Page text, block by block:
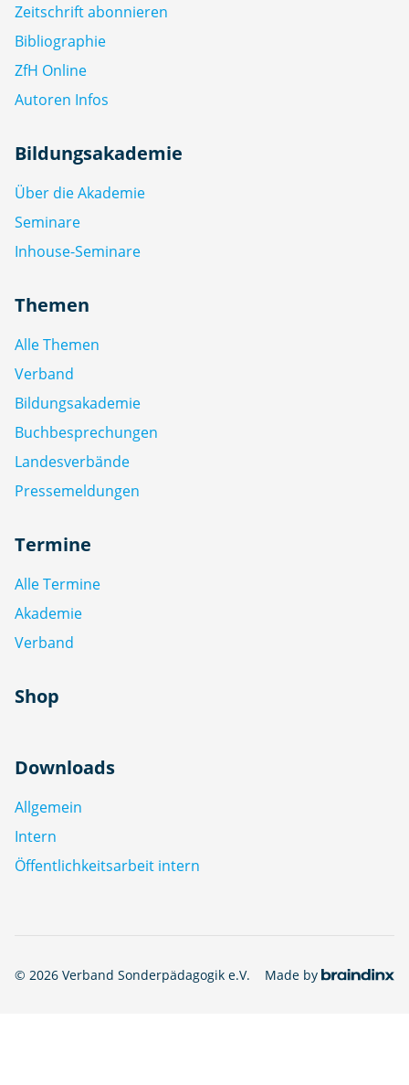
Zeitschrift abonnieren
Bibliographie
ZfH Online
Autoren Infos
Bildungsakademie
Über die Akademie
Seminare
Inhouse-Seminare
Themen
Alle Themen
Verband
Bildungsakademie
Buchbesprechungen
Landesverbände
Pressemeldungen
Termine
Alle Termine
Akademie
Verband
Shop
Downloads
Allgemein
Intern
Öffentlichkeitsarbeit intern
© 2026 Verband Sonderpädagogik e.V. Made by